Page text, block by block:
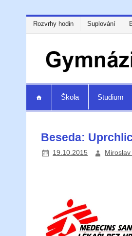
Rozvrhy hodin Suplování
Škola Studium
Beseda:
19.10.2015